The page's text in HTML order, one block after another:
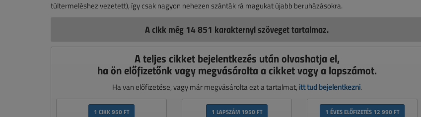
túltermeléshez vezetett), így csak nagyon nehezen szánták rá magukat újabb beruházásokra.
A cikk még 14 851 karakternyi szöveget tartalmaz.
A teljes cikket bejelentkezés után olvashatja el,
ha ön előfizetőnk vagy megvásárolta a cikket vagy a lapszámot.
Ha van előfizetése, vagy már megvásárolta ezt a tartalmat, itt tud bejelentkezni.
1 CIKK 950 FT 1 LAPSZÁM 1950 FT 1 ÉVES ELŐFIZETÉS 12 990 FT